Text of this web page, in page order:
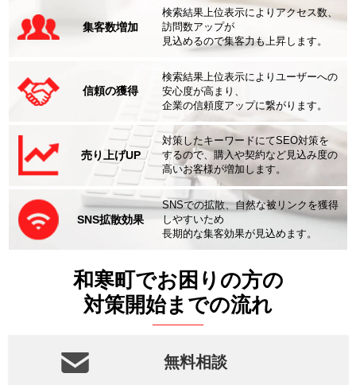
集客数増加
検索結果上位表示によりアクセス数、
訪問数アップが
見込めるので集客力も上昇します。
信頼の獲得
検索結果上位表示によりユーザーへの
安心度が高まり、
企業の信頼度アップに繋がります。
売り上げUP
対策したキーワードにてSEO対策を
するので、購入や契約など見込み度の
高いお客様が増加します。
SNS拡散効果
SNSでの拡散、自然な被リンクを獲得
しやすいため
長期的な集客効果が見込めます。
和寒町でお困りの方の
対策開始までの流れ
無料相談